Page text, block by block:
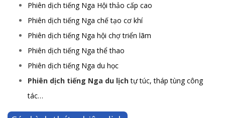
Phiên dịch tiếng Nga Hội thảo cấp cao
Phiên dịch tiếng Nga chế tạo cơ khí
Phiên dịch tiếng Nga hội chợ triển lãm
Phiên dịch tiếng Nga thể thao
Phiên dịch tiếng Nga du học
Phiên dịch tiếng Nga du lịchtự túc, tháp tùng công
tác…